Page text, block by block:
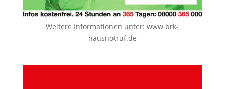
Weitere Informationen unter:www.brk-
hausnotruf.de